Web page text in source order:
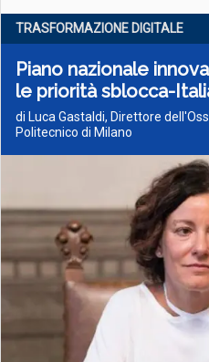
TRASFORMAZIONE DIGITALE
Piano nazionale
le priorità sblocca-
di Luca Gastaldi, Direttore
Politecnico di Milano